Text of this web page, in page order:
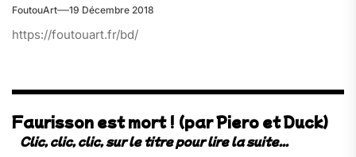
FoutouArt 19 Décembre 2018
https://foutouart.fr/bd/
Faurisson est mort ! (par Piero et Duck)